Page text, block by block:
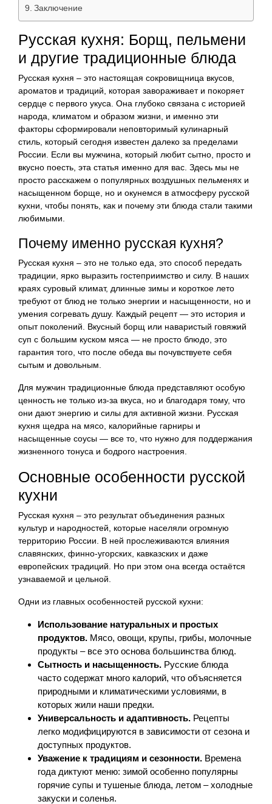
Заключение
Русская кухня: Борщ, пельмени
и другие традиционные блюда
Русская кухня – это настоящая сокровищница вкусов,
ароматов и традиций, которая завораживает и покоряет
сердце с первого укуса. Она глубоко связана с историей
народа, климатом и образом жизни, и именно эти
факторы сформировали неповторимый кулинарный
стиль, который сегодня известен далеко за пределами
России. Если вы мужчина, который любит сытно, просто и
вкусно поесть, эта статья именно для вас. Здесь мы не
просто расскажем о популярных воздушных пельменях и
насыщенном борще, но и окунемся в атмосферу русской
кухни, чтобы понять, как и почему эти блюда стали такими
любимыми.
Почему именно русская кухня?
Русская кухня – это не только еда, это способ передать
традиции, ярко выразить гостеприимство и силу. В наших
краях суровый климат, длинные зимы и короткое лето
требуют от блюд не только энергии и насыщенности, но и
умения согревать душу. Каждый рецепт — это история и
опыт поколений. Вкусный борщ или наваристый говяжий
суп с большим куском мяса — не просто блюдо, это
гарантия того, что после обеда вы почувствуете себя
сытым и довольным.
Для мужчин традиционные блюда представляют особую
ценность не только из-за вкуса, но и благодаря тому, что
они дают энергию и силы для активной жизни. Русская
кухня щедра на мясо, калорийные гарниры и
насыщенные соусы — все то, что нужно для поддержания
жизненного тонуса и бодрого настроения.
Основные особенности русской
кухни
Русская кухня – это результат объединения разных
культур и народностей, которые населяли огромную
территорию России. В ней прослеживаются влияния
славянских, финно-угорских, кавказских и даже
европейских традиций. Но при этом она всегда остаётся
узнаваемой и цельной.
Одни из главных особенностей русской кухни:
Использование натуральных и простых
продуктов. Мясо, овощи, крупы, грибы, молочные
продукты – все это основа большинства блюд.
Сытность и насыщенность. Русские блюда
часто содержат много калорий, что объясняется
природными и климатическими условиями, в
которых жили наши предки.
Универсальность и адаптивность. Рецепты
легко модифицируются в зависимости от сезона и
доступных продуктов.
Уважение к традициям и сезонности. Времена
года диктуют меню: зимой особенно популярны
горячие супы и тушеные блюда, летом – холодные
закуски и соленья.